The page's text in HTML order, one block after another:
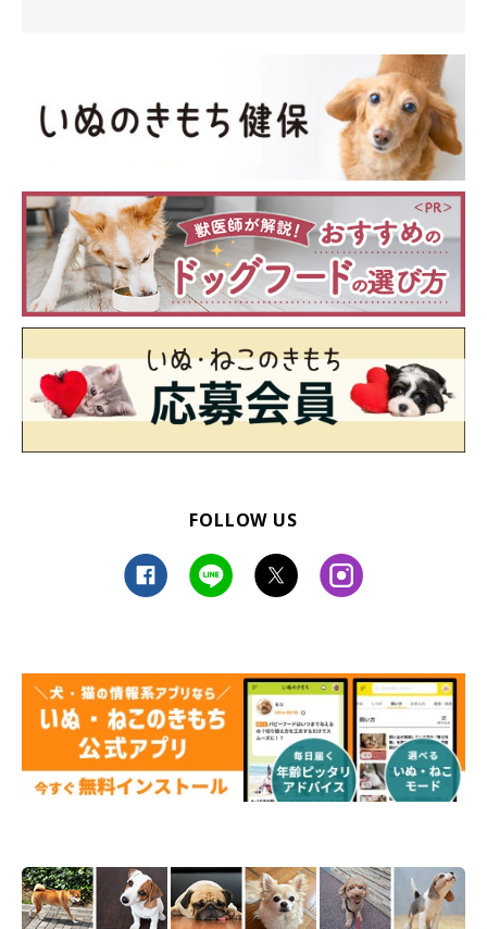
参考／「いぬのきもち」2017年11月号『犬のオモシロ習性図鑑
vol.06 キョトンと首をかしげる♡』(監修：獣医師 獣医学博士 東
京農業大学農学部バイオセラピー学科（伴侶動物学研究室）教授
増田宏司先生)
参照／Instagram
文／ishikawa_A
★Instagram、Twitterで「#いぬのきもち#ねこのきもち」でご投
稿いただいた素敵な写真・動画を紹介しています。
FOLLOW US